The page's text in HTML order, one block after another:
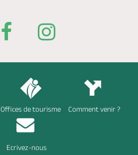
Offices de tourisme Comment venir ?
Ecrivez-nous